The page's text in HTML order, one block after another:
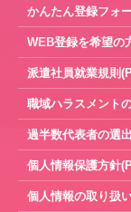
かんたん登録フォ
WEB登録を希望の
派遣社員就業規則
職域ハラスメント
過半数代表者の選
個人情報保護方針
個人情報の取り扱